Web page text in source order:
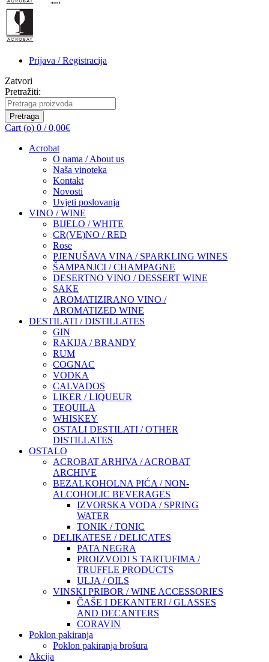
Prijava / Registracija
Zatvori
Pretražiti:
Pretraga
Cart (o) 0 / 0,00€
Acrobat
O nama / About us
Naša vinoteka
Kontakt
Novosti
Uvjeti poslovanja
VINO / WINE
BIJELO / WHITE
CR(VE)NO / RED
Rose
PJENUŠAVA VINA / SPARKLING WINES
ŠAMPANJCI / CHAMPAGNE
DESERTNO VINO / DESSERT WINE
SAKE
AROMATIZIRANO VINO /
AROMATIZED WINE
DESTILATI / DISTILLATES
GIN
RAKIJA / BRANDY
RUM
COGNAC
VODKA
CALVADOS
LIKER / LIQUEUR
TEQUILA
WHISKEY
OSTALI DESTILATI / OTHER
DISTILLATES
OSTALO
ACROBAT ARHIVA / ACROBAT
ARCHIVE
BEZALKOHOLNA PIĆA / NON-
ALCOHOLIC BEVERAGES
IZVORSKA VODA / SPRING
WATER
TONIK / TONIC
DELIKATESE / DELICATES
PATA NEGRA
PROIZVODI S TARTUFIMA /
TRUFFLE PRODUCTS
ULJA / OILS
VINSKI PRIBOR / WINE ACCESSORIES
ČAŠE I DEKANTERI / GLASSES
AND DECANTERS
CORAVIN
Poklon pakiranja
Poklon pakiranja brošura
Akcija